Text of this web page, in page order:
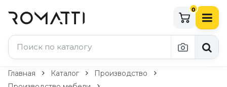
0
Каталог Romatti
Главная Каталог
Производство